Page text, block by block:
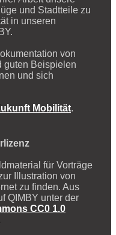
und Stadtteile zu
in unseren
von
guten Beispielen
und sich
Mobilität.
für Vorträge
Illustration von
zu finden. Aus
QIMBY unter der
CC0 1.0